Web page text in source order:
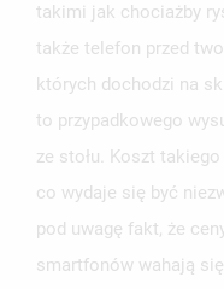
takimi jak chociażby
także telefon przed
których dochodzi na
to przypadkowego
ze stołu. Koszt
co wydaje się być
pod uwagę fakt, że
smartfonów wahają